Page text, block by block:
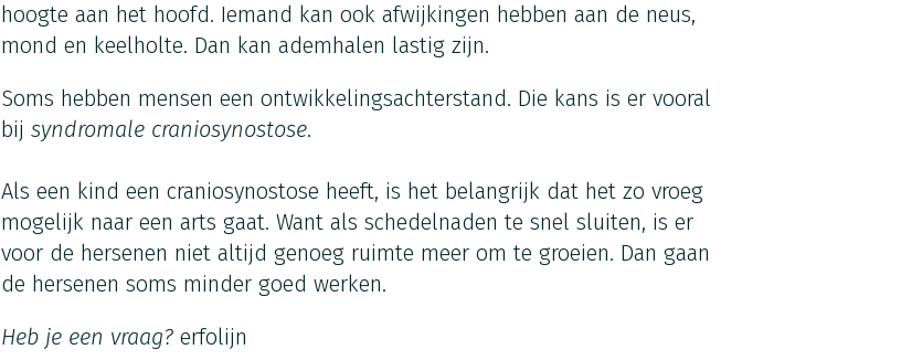
hoogte aan het hoofd. Iemand kan ook afwijkingen hebben aan de neus,
mond en keelholte. Dan kan ademhalen lastig zijn.
Soms hebben mensen een ontwikkelingsachterstand. Die kans is er vooral
bij syndromale craniosynostose.
Als een kind een craniosynostose heeft, is het belangrijk dat het zo vroeg
mogelijk naar een arts gaat. Want als schedelnaden te snel sluiten, is er
voor de hersenen niet altijd genoeg ruimte meer om te groeien. Dan gaan
de hersenen soms minder goed werken.
Heb je een vraag? erfolijn